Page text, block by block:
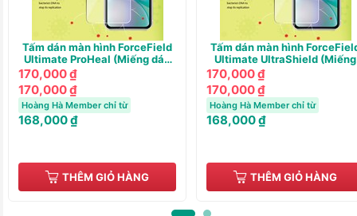
Tấm dán màn hình ForceField
Ultimate ProHeal (Miếng dán
tự phục hồi)
170,000 ₫
170,000 ₫
Hoàng Hà Member chỉ từ
168,000 ₫
THÊM GIỎ HÀNG
Tấm dán màn hình
Ultimate UltraShield (Miếng
dán UV Siêu cứng)
170,000 ₫
170,000 ₫
Hoàng Hà Member chỉ từ
168,000 ₫
THÊM GIỎ HÀNG